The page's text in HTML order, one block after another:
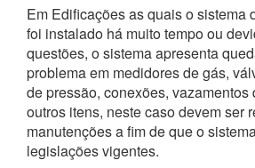
Em Edificações as quais o sistema
foi instalado há muito tempo ou
questões, o sistema apresenta
problema em medidores de gás,
de pressão, conexões, vazamentos
outros itens, neste caso devem ser
manutenções a fim de que o
legislações vigentes.